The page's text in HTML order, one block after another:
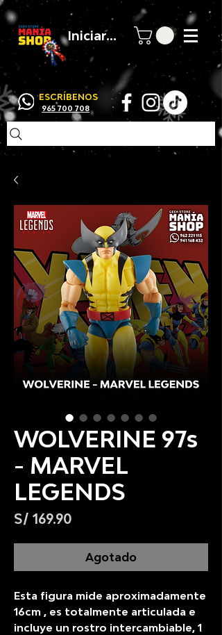
Iniciar sesión
ESCRÍBENOS
965 700 708
WOLVERINE 97s
- MARVEL
LEGENDS
S/ 169.90Precio
Agotado
Esta figura mide aproximadamente
16cm , es totalmente articulada e
incluye un rostro intercambiable, 1